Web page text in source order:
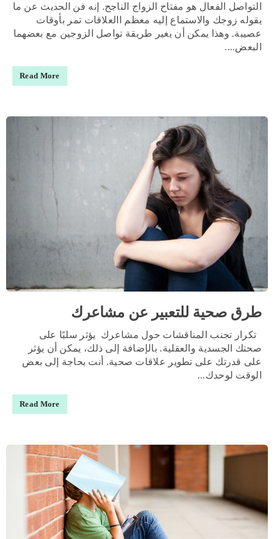
التواصل الفعال هو مفتاح الزواج الناجح. إنه فن الحديث عن ما
يقوله زوجك والاستماع إليه معظم االعلاقات تمر بأوقات
عصيبة. وهذا يمكن أن يغير طريقة تواصل الزوجين مع بعضهما
البعض....
Read More
طرق صحية للتعبير عن مشاعرك
تكرار تجنب المناقشات حول مشاعرك يؤثر سلبًا على
صحتك الجسدية والعقلية. بالإضافة إلى ذلك، يمكن أن يؤثر
على قدرتك على تطوير علاقات صحية. أنت بحاجة إلى بعض
الوقت لوحدك...
Read More